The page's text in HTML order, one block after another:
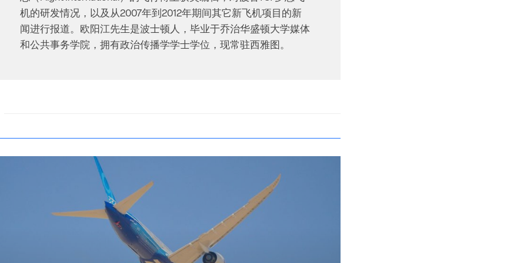
机的研发情况，以及从2007年到2012年期间其它新飞机项目的新
闻进行报道。欧阳江先生是波士顿人，毕业于乔治华盛顿大学媒体
和公共事务学院，拥有政治传播学学士学位，现常驻西雅图。